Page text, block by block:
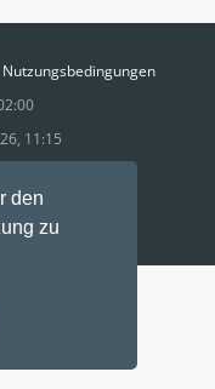
den
zu
Nutzungsbedingungen
11:15